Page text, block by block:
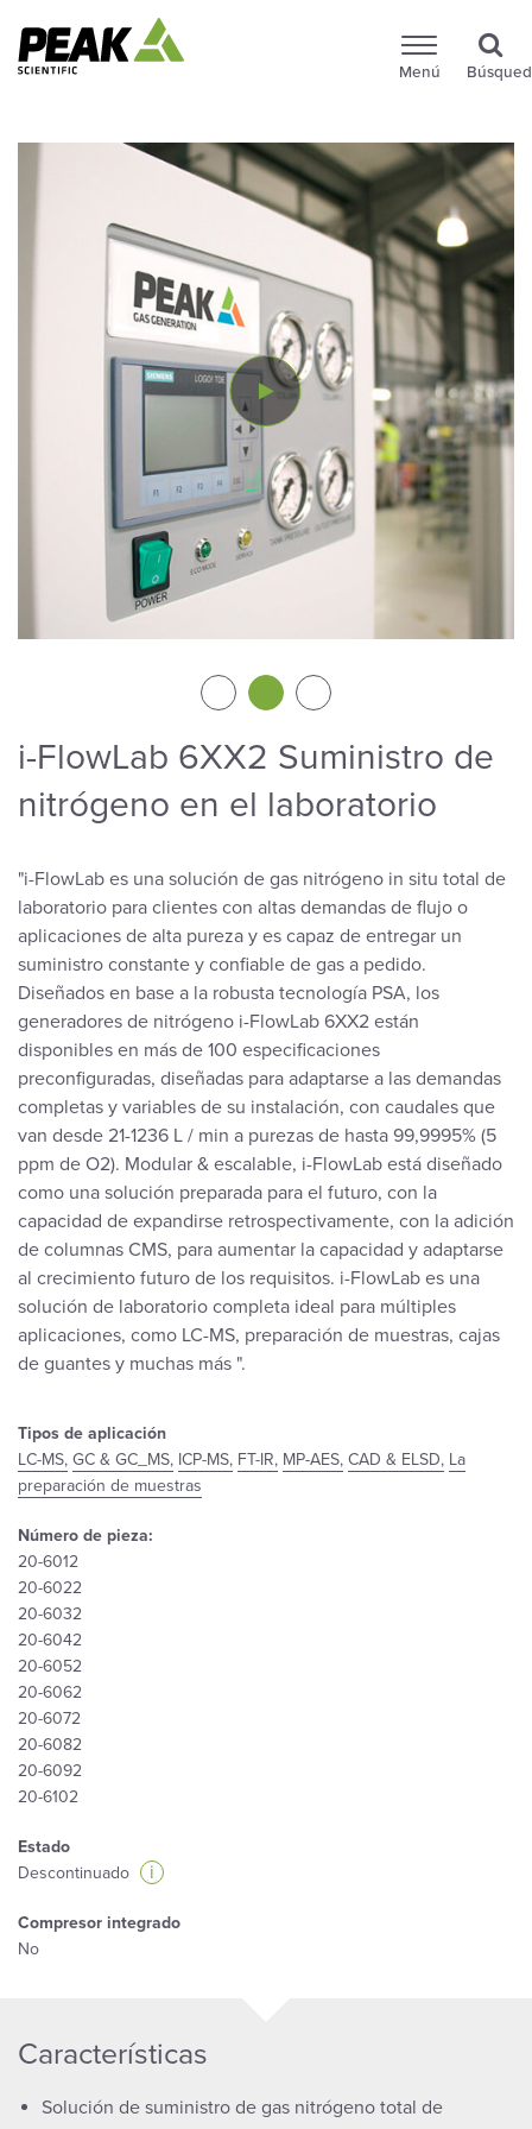
Menú
Tipos de aplicación
LC-MS, GC & GC_MS, ICP-MS, FT-IR, MP-AES, CAD & ELSD, La
preparación de muestras
Número de pieza:
20-6012
20-6022
20-6032
20-6042
20-6052
20-6062
20-6072
20-6082
20-6092
20-6102
Estado
Descontinuado
i
Compresor integrado
No
i-FlowLab 6XX2 Suministro de
nitrógeno en el laboratorio
"i-FlowLab es una solución de gas nitrógeno in situ total de
laboratorio para clientes con altas demandas de flujo o
aplicaciones de alta pureza y es capaz de entregar un
suministro constante y confiable de gas a pedido.
Diseñados en base a la robusta tecnología PSA, los
generadores de nitrógeno i-FlowLab 6XX2 están
disponibles en más de 100 especificaciones
preconfiguradas, diseñadas para adaptarse a las demandas
completas y variables de su instalación, con caudales que
van desde 21-1236 L / min a purezas de hasta 99,9995% (5
ppm de O2). Modular & escalable, i-FlowLab está diseñado
como una solución preparada para el futuro, con la
capacidad de expandirse retrospectivamente, con la adición
de columnas CMS, para aumentar la capacidad y adaptarse
al crecimiento futuro de los requisitos. i-FlowLab es una
solución de laboratorio completa ideal para múltiples
aplicaciones, como LC-MS, preparación de muestras, cajas
de guantes y muchas más ".
Características
Solución de suministro de gas nitrógeno total de